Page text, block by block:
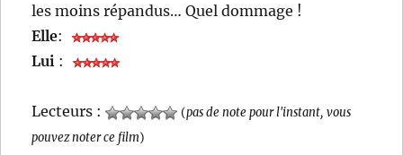
les moins répandus… Quel dommage !
Elle:
Lui :
Lecteurs : (pas de note pour l'instant, vous
pouvez noter ce film)